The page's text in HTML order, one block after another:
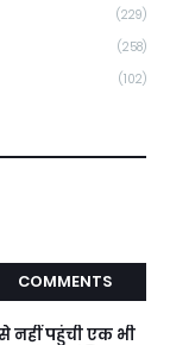
(229)
(258)
(102)
COMMENTS
नहीं पहुंची एक भी